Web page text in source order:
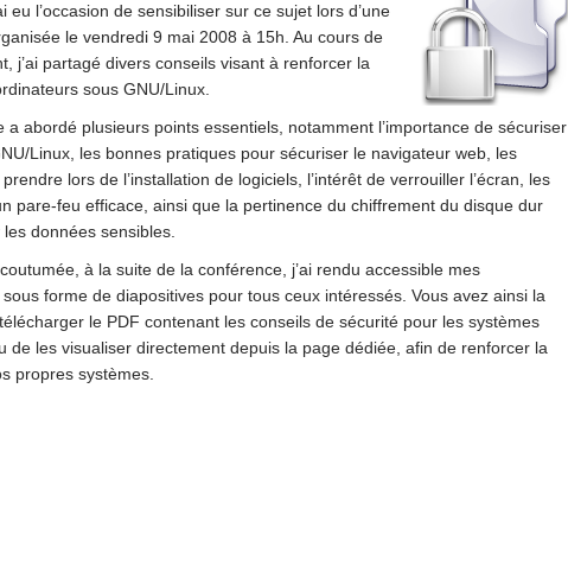
eu l’occasion de sensibiliser sur ce sujet lors d’une
le vendredi 9 mai 2008 à 15h. Au cours de
j’ai partagé divers conseils visant à renforcer la
sous GNU/Linux.
a abordé plusieurs points essentiels, notamment l’importance de sécuriser
Linux, les bonnes pratiques pour sécuriser le navigateur web, les
lors de l’installation de logiciels, l’intérêt de verrouiller l’écran, les
pare-feu efficace, ainsi que la pertinence du chiffrement du disque dur
données sensibles.
à la suite de la conférence, j’ai rendu accessible mes
forme de diapositives pour tous ceux intéressés. Vous avez ainsi la
le PDF contenant les conseils de sécurité pour les systèmes
de les visualiser directement depuis la page dédiée, afin de renforcer la
propres systèmes.